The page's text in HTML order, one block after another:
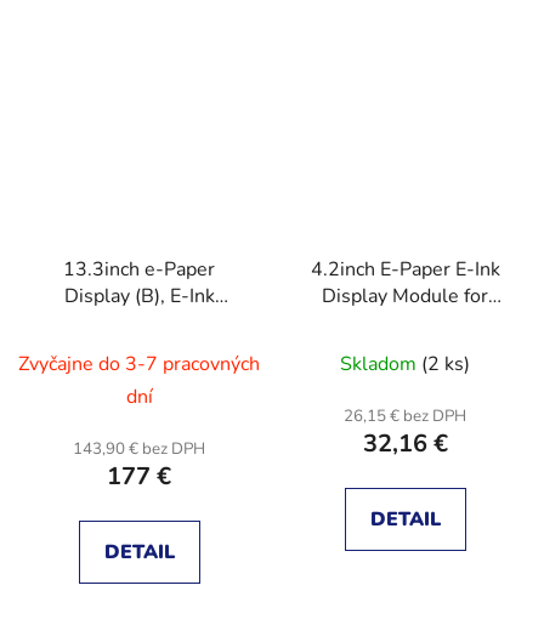
13.3inch e-Paper
Display (B), E-Ink
pixels, Red / Black /
White, SPI
Communication
hodnotenie
produktu
je
3,0
5
Zvyčajne do 3-7 pracovných
dní
143,90 € bez DPH
177 €
DETAIL
4.2inch E-Paper E-Ink
Display Module for
400×300, Black /
White, 4 Grayscale, SPI
Skladom (2 ks)
26,15 € bez DPH
32,16 €
DETAIL